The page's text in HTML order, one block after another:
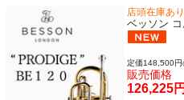
店頭在庫あ
ベッソン
定価148,500円
販売価格
126,225円
永江楽器人
新商品・新規取り扱い商品